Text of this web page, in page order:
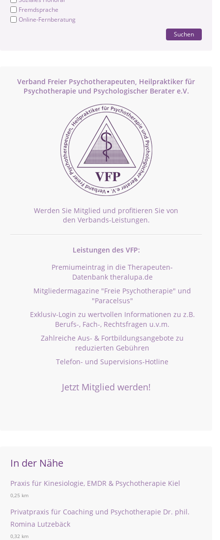
Fremdsprache
Online-Fernberatung
Suchen
Verband Freier Psychotherapeuten, Heilpraktiker für
Psychotherapie und Psychologischer Berater e.V.
Werden Sie Mitglied und profitieren Sie von
den Verbands-Leistungen.
Leistungen des VFP:
Premiumeintrag in die Therapeuten-
Datenbank theralupa.de
Mitgliedermagazine "Freie Psychotherapie" und
"Paracelsus"
Exklusiv-Login zu wertvollen Informationen zu z.B.
Berufs-, Fach-, Rechtsfragen u.v.m.
Zahlreiche Aus- & Fortbildungsangebote zu
reduzierten Gebühren
Telefon- und Supervisions-Hotline
Jetzt Mitglied werden!
In der Nähe
Praxis für Kinesiologie, EMDR & Psychotherapie Kiel
0,25 km
Privatpraxis für Coaching und Psychotherapie Dr. phil.
Romina Lutzebäck
0,32 km